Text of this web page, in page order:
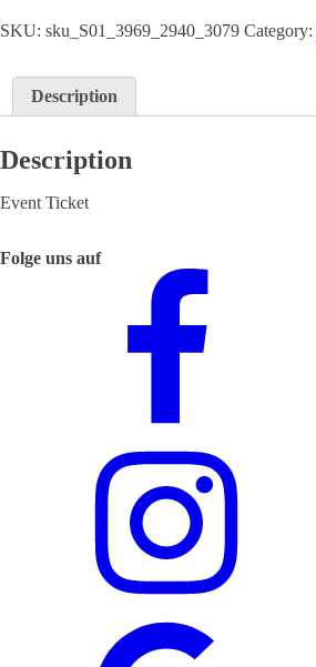
Kurs
SKU: sku_S01_3969_2940_3079 Category:
Description
Description
Event Ticket
Folge uns auf